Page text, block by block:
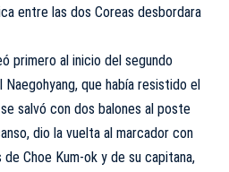
entre las dos Coreas desbordara
primero al inicio del segundo
que había resistido el
salvó con dos balones al poste
dio la vuelta al marcador con
Choe Kum-ok y de su capitana,